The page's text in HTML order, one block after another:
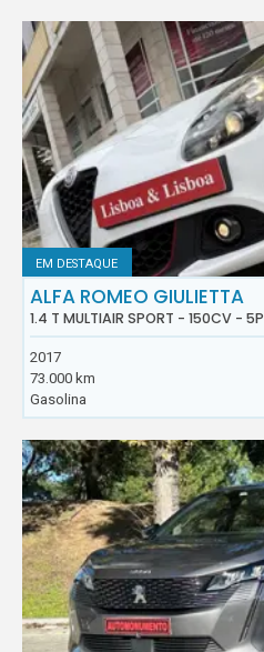
EM DESTAQUE
ALFA ROMEO GIULIETTA
1.4 T MULTIAIR SPORT - 150CV - 5P
2017
73.000 km
Gasolina